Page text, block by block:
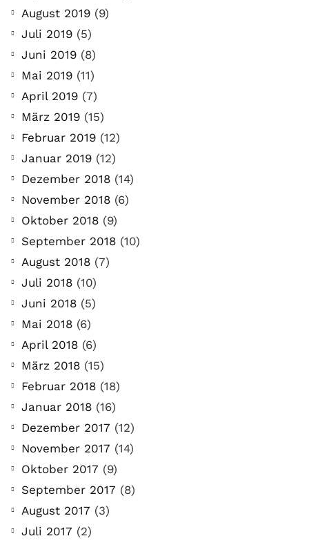
August 2019 (9)
Juli 2019 (5)
Juni 2019 (8)
Mai 2019 (11)
April 2019 (7)
März 2019 (15)
Februar 2019 (12)
Januar 2019 (12)
Dezember 2018 (14)
November 2018 (6)
Oktober 2018 (9)
September 2018 (10)
August 2018 (7)
Juli 2018 (10)
Juni 2018 (5)
Mai 2018 (6)
April 2018 (6)
März 2018 (15)
Februar 2018 (18)
Januar 2018 (16)
Dezember 2017 (12)
November 2017 (14)
Oktober 2017 (9)
September 2017 (8)
August 2017 (3)
Juli 2017 (2)